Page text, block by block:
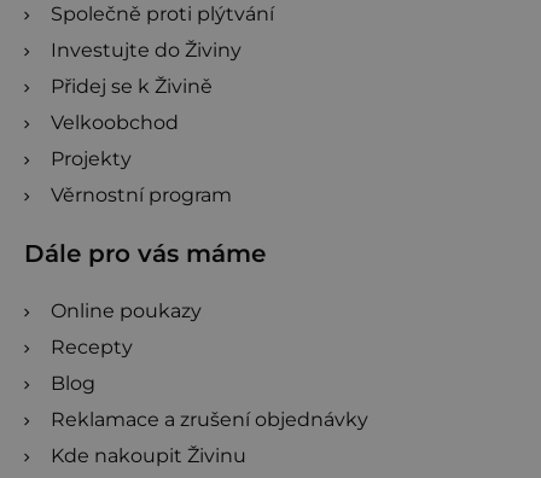
Společně proti plýtvání
Investujte do Živiny
Přidej se k Živině
Velkoobchod
Projekty
Věrnostní program
Dále pro vás máme
Online poukazy
Recepty
Blog
Reklamace a zrušení objednávky
Kde nakoupit Živinu